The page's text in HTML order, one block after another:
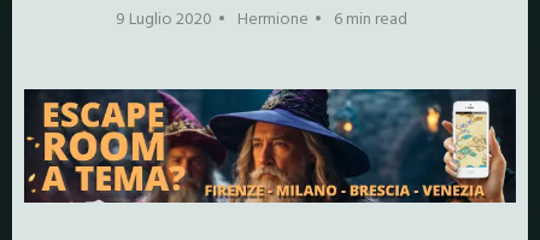
9 Luglio 2020 Hermione 6 min read